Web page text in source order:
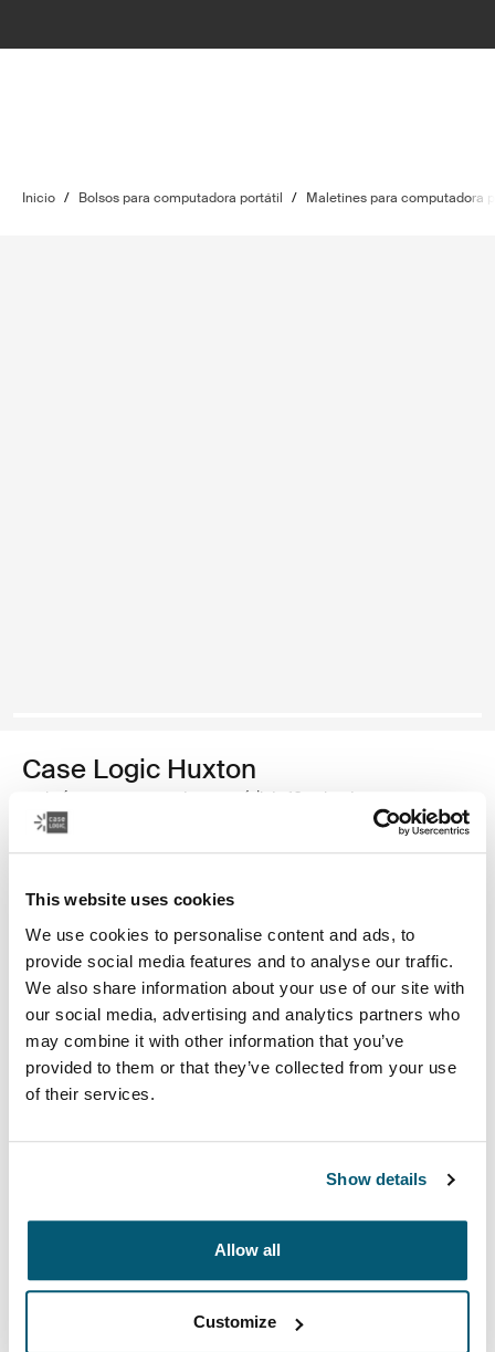
This website uses cookies
We use cookies to personalise content and ads, to
provide social media features and to analyse our traffic.
We also share information about your use of our site with
our social media, advertising and analytics partners who
may combine it with other information that you’ve
provided to them or that they’ve collected from your use
of their services.
Show details
Allow all
Customize
Inicio / Bolsos para computadora portátil / Maletines para computadora
Case Logic Huxton
maletín para computadora portátil de 16 pulgadas
El diseño contemporáneo y las características
Toggle features
Todas las características